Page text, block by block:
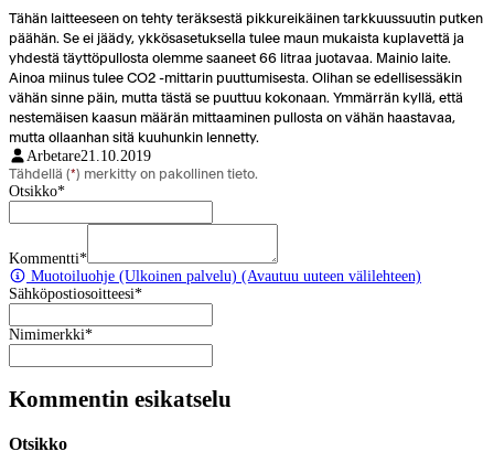
Tähän laitteeseen on tehty teräksestä pikkureikäinen tarkkuussuutin putken
päähän. Se ei jäädy, ykkösasetuksella tulee maun mukaista kuplavettä ja
yhdestä täyttöpullosta olemme saaneet 66 litraa juotavaa. Mainio laite.
Ainoa miinus tulee CO2 -mittarin puuttumisesta. Olihan se edellisessäkin
vähän sinne päin, mutta tästä se puuttuu kokonaan. Ymmärrän kyllä, että
nestemäisen kaasun määrän mittaaminen pullosta on vähän haastavaa,
mutta ollaanhan sitä kuuhunkin lennetty.
Arbetare21.10.2019
Tähdellä (*) merkitty on pakollinen tieto.
Otsikko*
Kommentti*
Muotoiluohje (Ulkoinen palvelu) (Avautuu uuteen välilehteen)
Sähköpostiosoitteesi*
Nimimerkki*
Kommentin esikatselu
Otsikko